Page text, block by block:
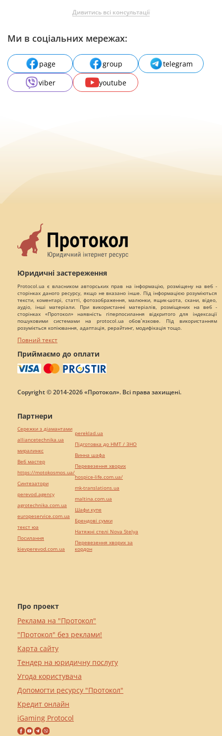
Дивитись всі консультації
Ми в соціальних мережах:
page group
telegram
viber
youtube
Юридичні застереження
Protocol.ua є власником авторських прав на інформацію, розміщену на веб -
сторінках даного ресурсу, якщо не вказано інше. Під інформацією розуміються
тексти, коментарі, статті, фотозображення, малюнки, ящик-шота, скани, відео,
аудіо, інші матеріали. При використанні матеріалів, розміщених на веб -
сторінках «Протокол» наявність гіперпосилання відкритого для індексації
пошуковими системами на protocol.ua обов`язкове. Під використанням
розуміється копіювання, адаптація, рерайтинг, модифікація тощо.
Повний текст
Приймаємо до оплати
Copyright © 2014-2026 «Протокол». Всі права захищені.
Про проект
Реклама на "Протокол"
"Протокол" без реклами!
Карта сайту
Тендер на юридичну послугу
Угода користувача
Допомогти ресурсу "Протокол"
Кредит онлайн
iGaming Protocol
Партнери
Сережки з діамантами
alliancetechnika.ua
миралинкс
Веб мастер
https://motokosmos.ua/
Синтезатори
perevod.agency
agrotechnika.com.ua
europeservice.com.ua
текст юа
Посилання
kievperevod.com.ua
pereklad.ua
Підготовка до НМТ / ЗНО
Винна шафа
Перевезення хворих
hospice-life.com.ua/
mk-translations.ua
maltina.com.ua
Шафи купе
Брендові сумки
Натяжні стелі Nova Stelya
Перевезення хворих за
кордон